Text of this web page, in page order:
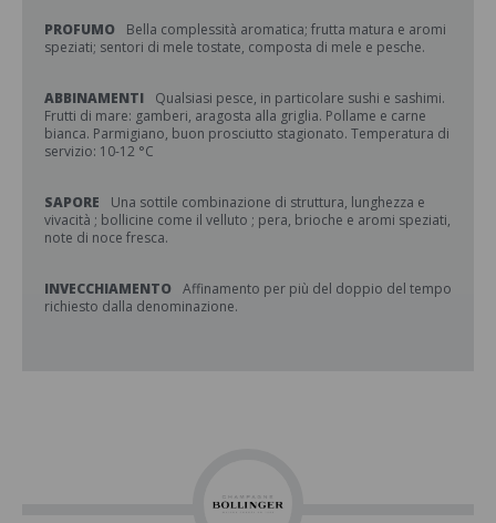
PROFUMO
Bella complessità aromatica; frutta matura e aromi
speziati; sentori di mele tostate, composta di mele e pesche.
ABBINAMENTI
Qualsiasi pesce, in particolare sushi e sashimi.
Frutti di mare: gamberi, aragosta alla griglia. Pollame e carne
bianca. Parmigiano, buon prosciutto stagionato. Temperatura di
servizio: 10-12 °C
SAPORE
Una sottile combinazione di struttura, lunghezza e
vivacità ; bollicine come il velluto ; pera, brioche e aromi speziati,
note di noce fresca.
INVECCHIAMENTO Affinamento per più del doppio del tempo
richiesto dalla denominazione.